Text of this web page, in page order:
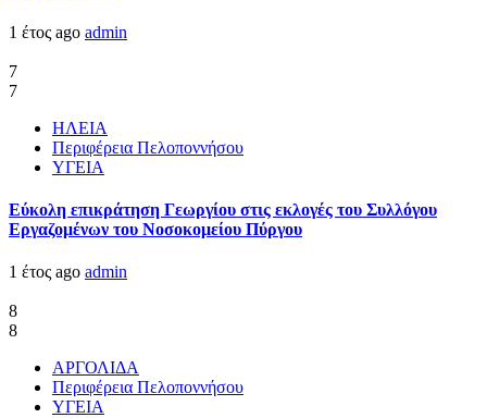
1 έτος ago admin
7
7
ΗΛΕΙΑ
Περιφέρεια Πελοποννήσου
ΥΓΕΙΑ
Εύκολη επικράτηση Γεωργίου στις εκλογές του Συλλόγου
Εργαζομένων του Νοσοκομείου Πύργου
1 έτος ago admin
8
8
ΑΡΓΟΛΙΔΑ
Περιφέρεια Πελοποννήσου
ΥΓΕΙΑ